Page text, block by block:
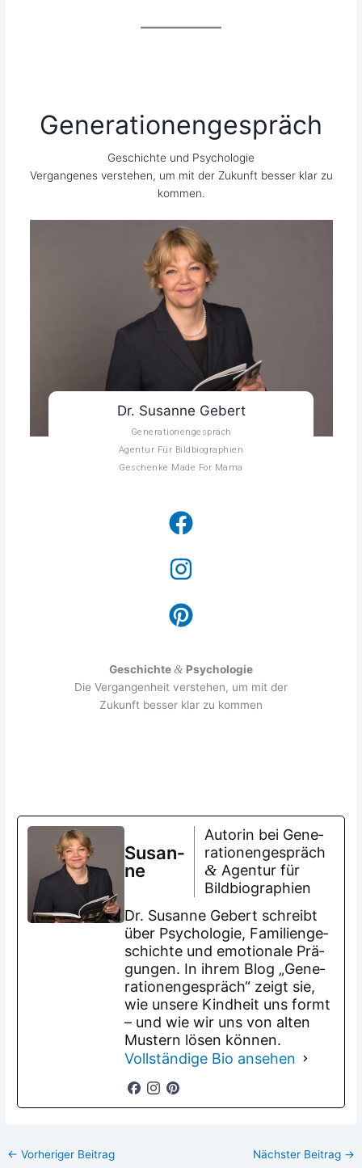
Generationengespräch
Geschich­te und Psy­cho­lo­gie
Ver­gan­ge­nes ver­ste­hen, um mit der Zukunft bes­ser klar zu
kommen.
Dr. Susanne Gebert
Gene­ra­tio­nen­ge­spräch
Agen­tur Für Bild­bio­gra­phien
Geschen­ke Made For Mama
Geschich­te& Psy­cho­lo­gie
Die Ver­gan­gen­heit ver­ste­hen, um mit der
Zukunft bes­ser klar zu kommen
Susan­
ne
Autorin bei Gene­
ra­tio­nen­ge­spräch
& Agen­tur für
Bildbiographien
Dr. Susan­ne Gebert schreibt
über Psy­cho­lo­gie, Fami­li­en­ge­
schich­te und emo­tio­na­le Prä­
gun­gen. In ihrem Blog „Gene­
ra­tio­nen­ge­spräch“ zeigt sie,
wie unse­re Kind­heit uns formt
– und wie wir uns von alten
Mus­tern lösen können.
Voll­stän­di­ge Bio ansehen
← Vorheriger Beitrag Nächster Beitrag →